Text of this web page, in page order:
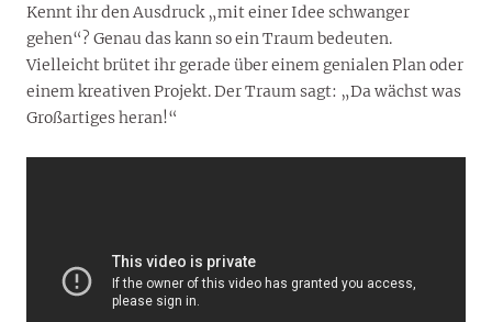
Kennt ihr den Ausdruck „mit einer Idee schwanger
gehen“? Genau das kann so ein Traum bedeuten.
Vielleicht brütet ihr gerade über einem genialen Plan oder
einem kreativen Projekt. Der Traum sagt: „Da wächst was
Großartiges heran!“